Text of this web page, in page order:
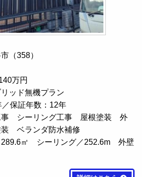
（358）
万円
ッド無機プラン
保証年数：12年
事 シーリング工事 屋根塗装 外
ベランダ防水補修
289.6㎡ シーリング／252.6m 外壁